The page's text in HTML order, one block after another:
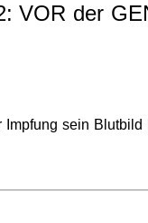
VOR der
sein